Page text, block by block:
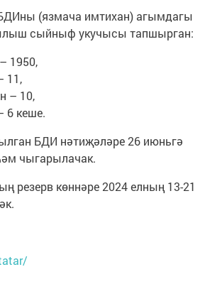
(язмача имтихан) агымдагы
сыйныф укучысы тапшырган:
1950,
11,
– 10,
6 кеше.
БДИ нәтиҗәләре 26 июньгә
чыгарылачак.
резерв көннәре 2024 елның 13-21